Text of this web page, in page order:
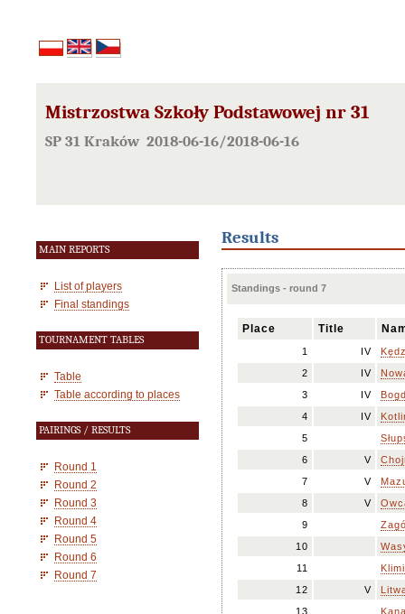
Mistrzostwa Szkoły Podstawowej nr 31
SP 31 Kraków 2018-06-16/2018-06-16
MAIN REPORTS
List of players
Final standings
TOURNAMENT TABLES
Table
Table according to places
PAIRINGS / RESULTS
Round 1
Round 2
Round 3
Round 4
Round 5
Round 6
Round 7
Results
Standings - round 7
Place Title
1 IV
2
IV
3
IV
4
IV
5
6
V
7
V
8
V
9
10
11
12
V
13